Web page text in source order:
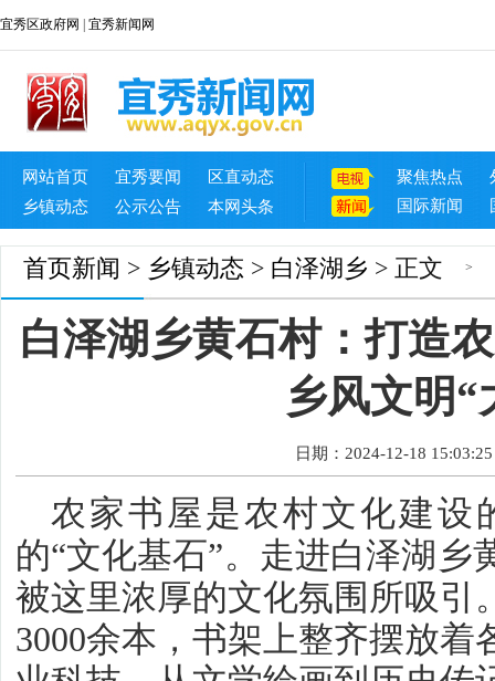
宜秀区政府网 宜秀新闻网
网站首页 宜秀要闻
区直动态
乡镇动态
公示公告 本网头条
聚焦热点
国际新闻
首页 >
新闻 > 乡镇动态 > 白泽湖乡 > 正文
白泽湖乡黄石村：打造
乡风文明“
日期：2024-12-18 15:03:25
农家书屋是农村文化建设
的“文化基石”。走进白泽湖乡
被这里浓厚的文化氛围所吸引
3000余本，书架上整齐摆放